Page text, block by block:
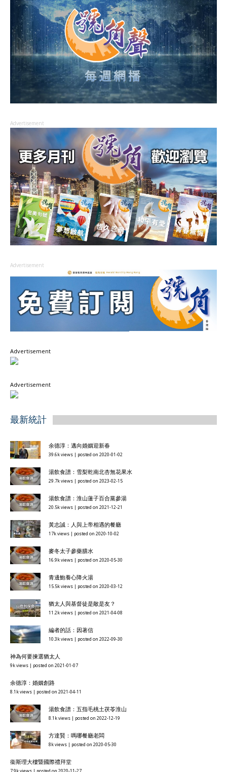
Advertisement
Advertisement
Advertisement
Advertisement
最新統計
余德淳：邁向婚姻迎新春
39.6k views | posted on 2020-01-02
湯飲食譜：雪梨乾南北杏無花果水
29.7k views | posted on 2023-02-15
湯飲食譜：淮山蓮子百合黨參湯
20.5k views | posted on 2021-12-21
黃志誠：人與上帝相遇的餐廳
17k views | posted on 2020-10-02
麥冬太子參藥膳水
16.9k views | posted on 2020-05-30
青邊鮑養心降火湯
15.5k views | posted on 2020-03-12
猶太人與基督徒是敵是友？
11.2k views | posted on 2021-04-08
編者的話：因著信
10.3k views | posted on 2022-09-30
神為何要揀選猶太人
9k views | posted on 2021-01-07
余德淳：婚姻創路
8.1k views | posted on 2021-04-11
湯飲食譜：五指毛桃土茯苓淮山
8.1k views | posted on 2022-12-19
方達賢：嗎哪餐廳老闆
8k views | posted on 2020-05-30
衞斯理大樓暨國際禮拜堂